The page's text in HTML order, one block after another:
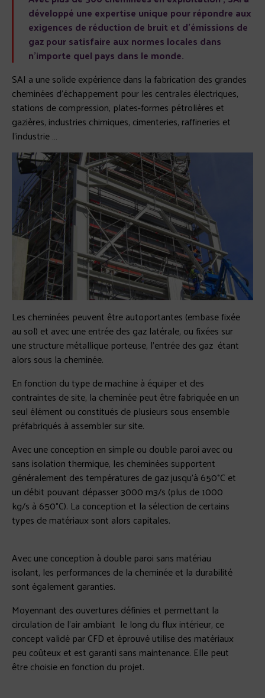
développé une expertise unique pour répondre aux
exigences de réduction de bruit et d’émissions de
gaz pour satisfaire aux normes locales dans
n’importe quel pays dans le monde.
SAI a une solide expérience dans la fabrication des grandes
cheminées d’échappement pour les centrales électriques,
stations de compression, plates-formes pétrolières et
gazières, industries chimiques, cimenteries, raffineries et
l’industrie …
Les cheminées peuvent être autoportantes (embase fixée
au sol) et avec une entrée des gaz latérale, ou fixées sur
une structure métallique porteuse, l’entrée des gaz étant
alors sous la cheminée.
En fonction du type de machine à équiper et des
contraintes de site, la cheminée peut être fabriquée en un
seul élément ou constitués de plusieurs sous ensemble
préfabriqués à assembler sur site.
Avec une conception en simple ou double paroi avec ou
sans isolation thermique, les cheminées supportent
généralement des températures de gaz jusqu’à 650°C et
un débit pouvant dépasser 3000 m3/s (plus de 1000
kg/s à 650°C). La conception et la sélection de certains
types de matériaux sont alors capitales.
Avec une conception à double paroi sans matériau
isolant, les performances de la cheminée et la durabilité
sont également garanties.
Moyennant des ouvertures définies et permettant la
circulation de l’air ambiant le long du flux intérieur, ce
concept validé par CFD et éprouvé utilise des matériaux
peu coûteux et est garanti sans maintenance. Elle peut
être choisie en fonction du projet.